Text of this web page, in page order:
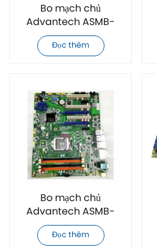
Bo mạch chủ
Advantech ASMB-
586G4-00A1 hoàn
toàn mới
Đọc thêm
Bo mạch chủ
Advantech ASMB-
786G4-00A1E hoàn
toàn mới
Đọc thêm